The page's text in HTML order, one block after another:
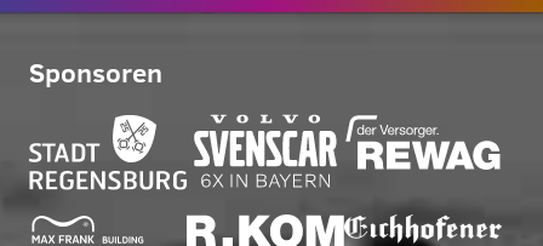
Sponsoren